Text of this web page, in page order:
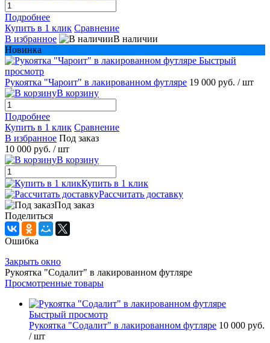
Подробнее
Купить в 1 клик Сравнение
В избранное
В наличии
Новинка
Быстрый
просмотр
Рукоятка "Чароит" в лакированном футляре 19 000 руб. / шт
В корзину
Подробнее
Купить в 1 клик Сравнение
В избранное Под заказ
10 000 руб. / шт
В корзину
Купить в 1 клик
Рассчитать доставку
Под заказ
Поделиться
Ошибка
Закрыть окно
Рукоятка "Содалит" в лакированном футляре
Просмотренные товары
Быстрый просмотр
Рукоятка "Содалит" в лакированном футляре 10 000 руб.
/ шт